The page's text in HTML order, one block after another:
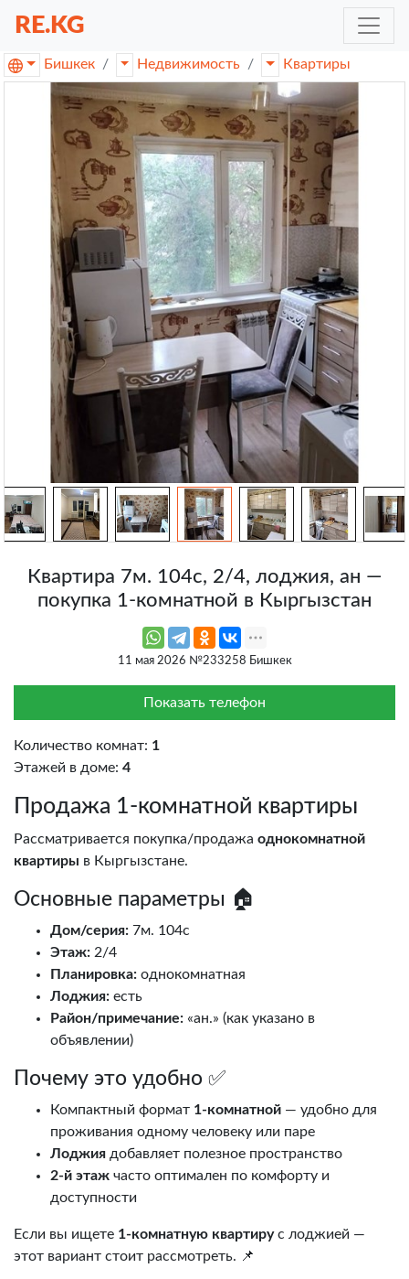
RE.KG
Бишкек Недвижимость Квартиры
Квартира 7м. 104с, 2/4, лоджия, ан —
покупка 1-комнатной в Кыргызстан
11 мая 2026 №233258 Бишкек
Показать телефон
Количество комнат: 1
Этажей в доме: 4
Продажа 1-комнатной квартиры
Рассматривается покупка/продажа однокомнатной
квартиры в Кыргызстане.
Основные параметры 🏠
Дом/серия: 7м. 104с
Этаж: 2/4
Планировка: однокомнатная
Лоджия: есть
Район/примечание: «ан.» (как указано в
объявлении)
Почему это удобно ✅
Компактный формат 1-комнатной — удобно для
проживания одному человеку или паре
Лоджия добавляет полезное пространство
2-й этаж часто оптимален по комфорту и
доступности
Если вы ищете 1-комнатную квартирус лоджией —
этот вариант стоит рассмотреть. 📌